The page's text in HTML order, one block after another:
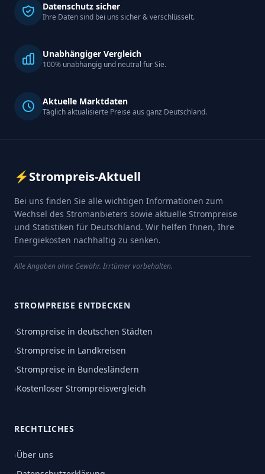
Datenschutz sicher
Ihre Daten sind bei uns sicher & verschlüsselt.
Unabhängiger Vergleich
100% unabhängig und neutral für Sie.
Aktuelle Marktdaten
Täglich aktualisierte Preise aus ganz Deutschland.
⚡Strompreis-Aktuell
Bei uns finden Sie alle wichtigen Informationen zum
Wechsel des Stromanbieters sowie aktuelle Strompreise
und Statistiken für Deutschland. Wir helfen Ihnen, Ihre
Energiekosten nachhaltig zu senken.
Alle Angaben ohne Gewähr. Irrtümer vorbehalten.
STROMPREISE ENTDECKEN
›Strompreise in deutschen Städten
›Strompreise in Landkreisen
›Strompreise in Bundesländern
›Kostenloser Strompreisvergleich
RECHTLICHES
›Über uns